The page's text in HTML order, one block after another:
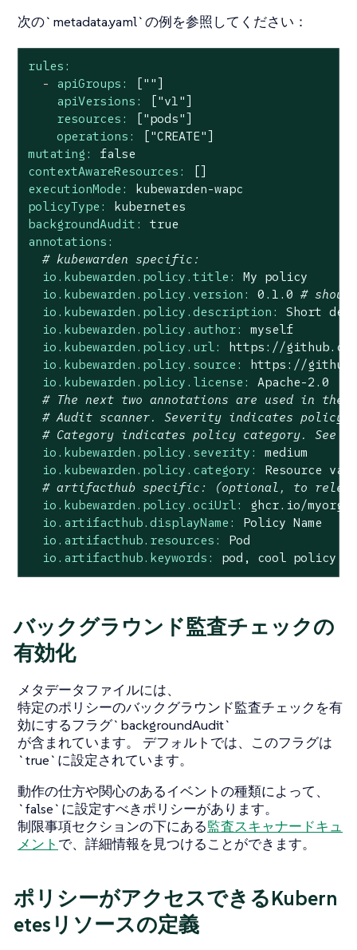
次の`metadata.yaml`の例を参照してください：
rules:
-
apiGroups:
[""]
apiVersions:
["v1"]
resources:
["pods"]
operations:
["CREATE"]
mutating:
false
contextAwareResources:
[]
executionMode:
kubewarden-wapc
policyType:
kubernetes
backgroundAudit:
true
annotations:
# kubewarden specific:
io.kubewarden.policy.title:
My policy
io.kubewarden.policy.version:
0.1 .0 #
io.kubewarden.policy.description:
Short
io.kubewarden.policy.author:
myself
io.kubewarden.policy.url:
https://
io.kubewarden.policy.source:
https://
io.kubewarden.policy.license:
Apache-2.0
# The next two annotations are used in the
# Audit scanner. Severity indicates
# Category indicates policy category. See
io.kubewarden.policy.severity:
medium
io.kubewarden.policy.category:
Resource
# artifacthub specific: (optional, to
io.kubewarden.policy.ociUrl:
ghcr.io/myorg/
io.artifacthub.displayName:
Policy Name
io.artifacthub.resources:
Pod
io.artifacthub.keywords:
pod, cool policy,
バックグラウンド監査チェックの
有効化
メタデータファイルには、
特定のポリシーのバックグラウンド監査チェックを有
効にするフラグ`backgroundAudit`
が含まれています。 デフォルトでは、このフラグは
`true`に設定されています。
動作の仕方や関心のあるイベントの種類によって、
`false`に設定すべきポリシーがあります。
制限事項セクションの下にある監査スキャナードキュ
メント で、詳細情報を見つけることができます。
ポリシーがアクセスできるKubern
etesリソースの定義